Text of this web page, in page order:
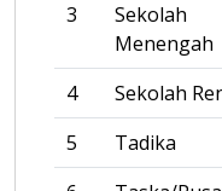
3
Sekolah
Menengah
4 Sekolah
5
Tadika